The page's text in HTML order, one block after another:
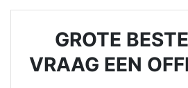
GROTE
VRAAG EEN